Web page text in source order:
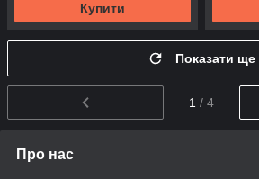
Купити
Показати ще
1 / 4
Про нас